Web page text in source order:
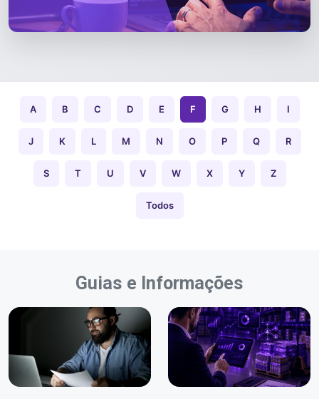
A B C D E F G H I
J K L M N O P Q R
S T U V W X Y Z
Todos
Guias e Informações